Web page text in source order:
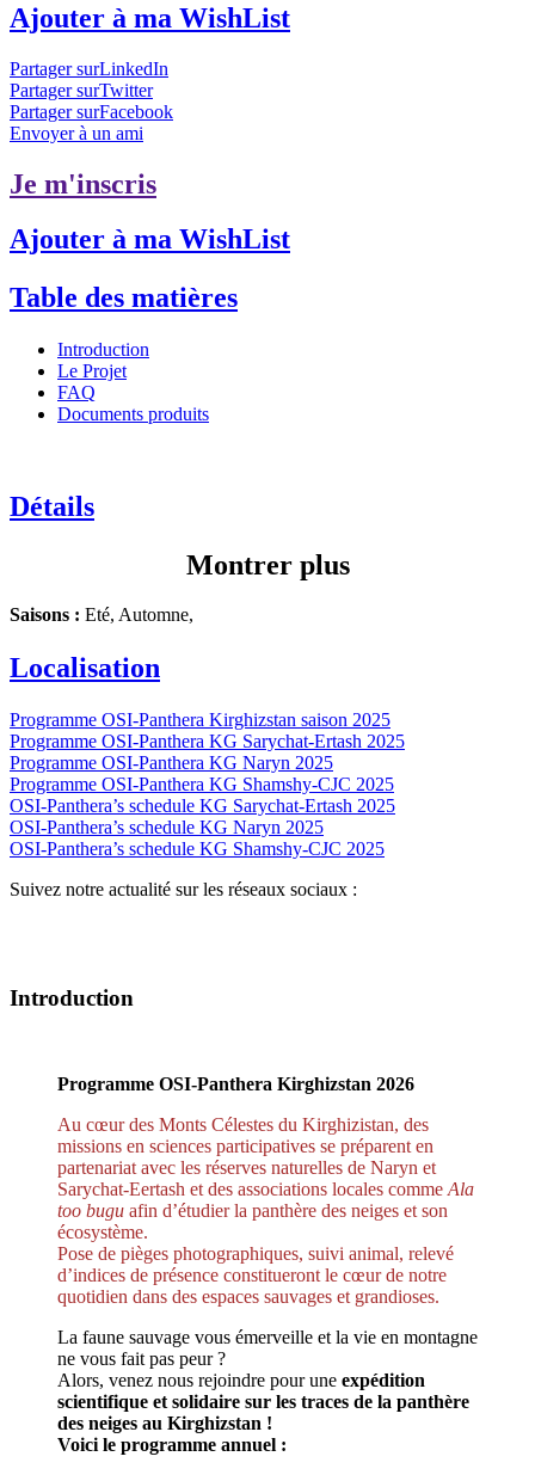
Ajouter à ma WishList
Partager surLinkedIn
Partager surTwitter
Partager surFacebook
Envoyer à un ami
Je m'inscris
Ajouter à ma WishList
Table des matières
Introduction
Le Projet
FAQ
Documents produits
Détails
Montrer plus
Saisons : Eté, Automne,
Localisation
Programme OSI-Panthera Kirghizstan saison 2025
Programme OSI-Panthera KG Sarychat-Ertash 2025
Programme OSI-Panthera KG Naryn 2025
Programme OSI-Panthera KG Shamshy-CJC 2025
OSI-Panthera’s schedule KG Sarychat-Ertash 2025
OSI-Panthera’s schedule KG Naryn 2025
OSI-Panthera’s schedule KG Shamshy-CJC 2025
Suivez notre actualité sur les réseaux sociaux :
Introduction
Programme OSI-Panthera Kirghizstan 2026
Au cœur des Monts Célestes du Kirghizistan, des
missions en sciences participatives se préparent en
partenariat avec les réserves naturelles de Naryn et
Sarychat-Eertash et des associations locales commeAla
too bugu afin d’étudier la panthère des neiges et son
écosystème.
Pose de pièges photographiques, suivi animal, relevé
d’indices de présence constitueront le cœur de notre
quotidien dans des espaces sauvages et grandioses.
La faune sauvage vous émerveille et la vie en montagne
ne vous fait pas peur ?
Alors, venez nous rejoindre pour une expédition
scientifique et solidaire sur les traces de la panthère
des neiges au Kirghizstan !
Voici le programme annuel :